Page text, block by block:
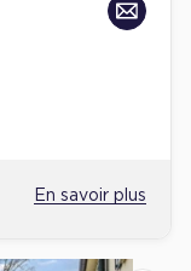
En savoir plus